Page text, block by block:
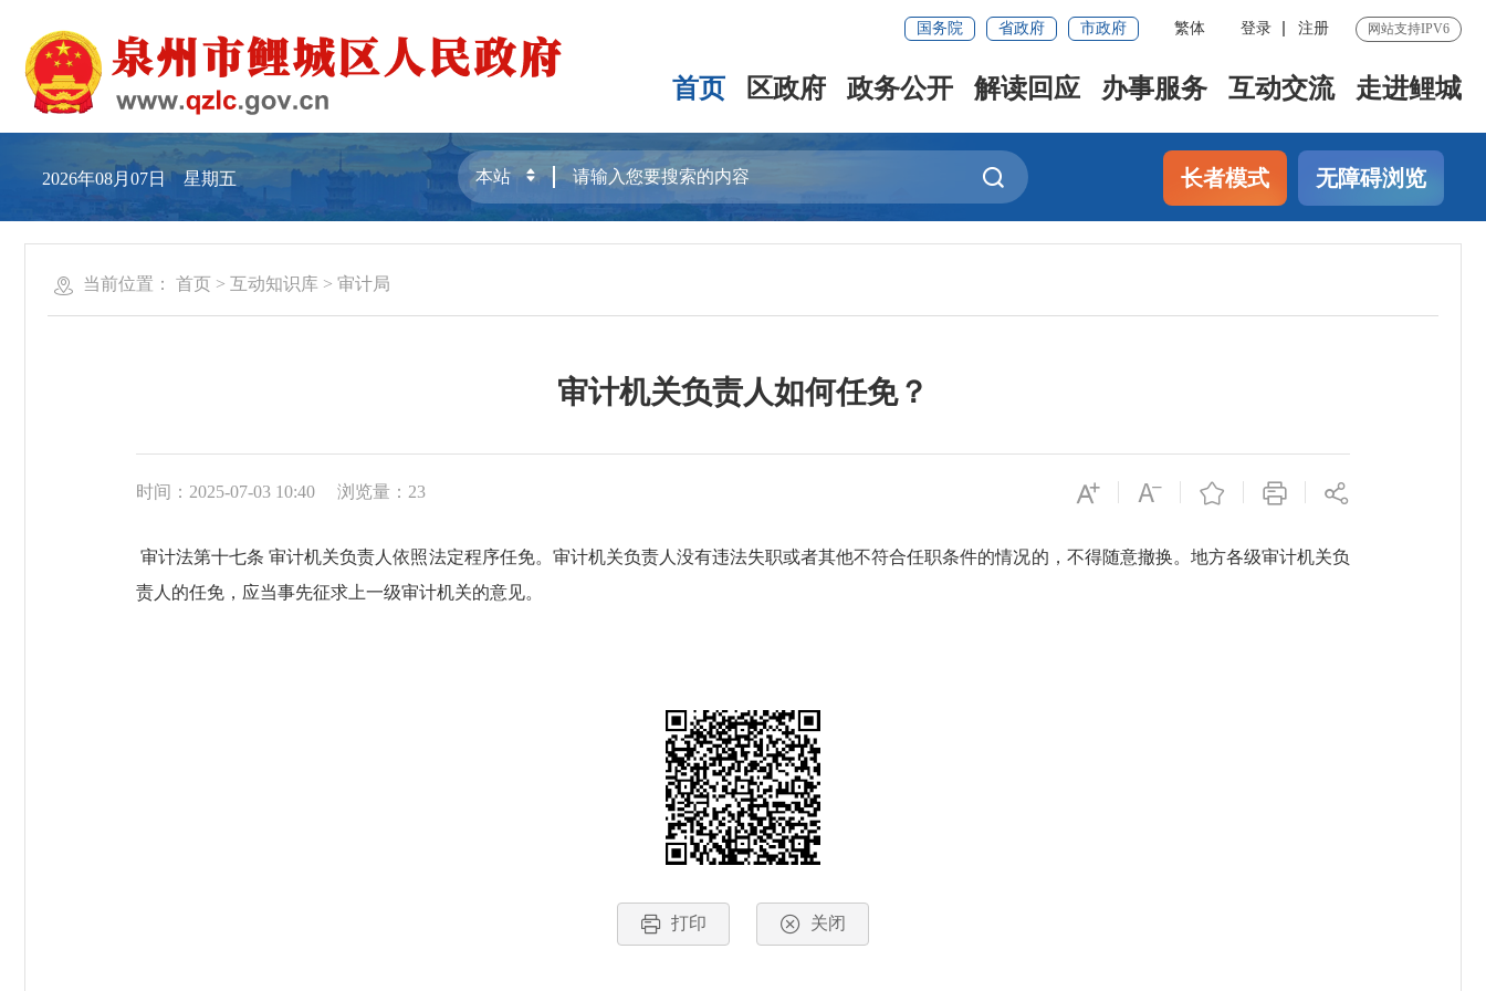
国务院 省政府 市政府 繁体 登录 注册 网站支持IPV6
首页 区政府 政务公开 解读回应 办事服务 互动交流 走进鲤城
2026年08月07日 星期五 长者模式 无障碍浏览
当前位置： 首页 > 互动知识库 > 审计局
审计机关负责人如何任免？
时间：2025-07-03 10:40 浏览量： 23
审计法第十七条 审计机关负责人依照法定程序任免。审计机关负责人没有违法失职或者其他不符合任职条件的情况的，不得随意撤换。地方各级审计机关负
责人的任免，应当事先征求上一级审计机关的意见。
打印 关闭